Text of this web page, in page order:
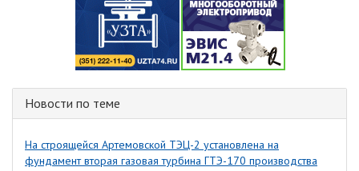
Новости по теме
На строящейся Артемовской ТЭЦ-2 установлена на
фундамент вторая газовая турбина ГТЭ-170 производства